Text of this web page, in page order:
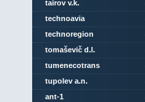
tairov v.k.
technoavia
technoregion
tomaševič d.l.
tumenecotrans
tupolev a.n.
ant-1